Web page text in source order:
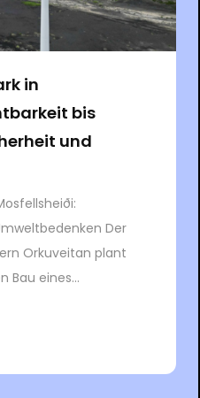
in
bis
und
Der
Orkuveitan plant
Bau eines...